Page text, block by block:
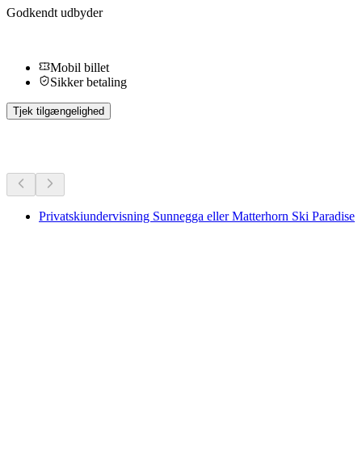
Godkendt udbyder
Mobil billet
Sikker betaling
Tjek tilgængelighed
Privatskiundervisning Sunnegga eller Matterhorn Ski Paradise